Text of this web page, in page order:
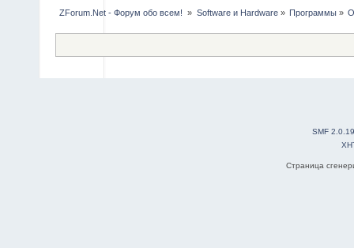
ZForum.Net - Форум обо всем! » Software и Hardware» Программы»
SMF 2.0.19
Страница